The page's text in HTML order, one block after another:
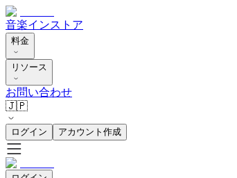
音楽インストア
料金
リソース
お問い合わせ
🇯🇵
ログイン アカウント作成